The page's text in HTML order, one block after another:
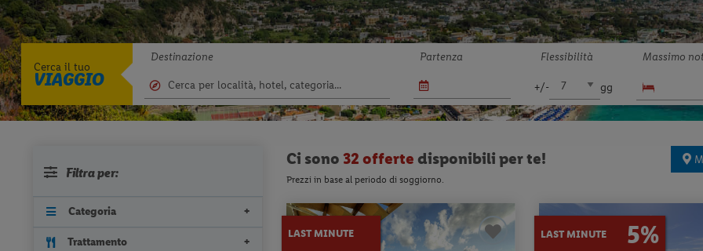
Cerca il tuo
VIAGGIO
Destinazione Partenza Flessibilità
+/- gg
Massimo
Filtra per:
Categoria
Trattamento
Ci sono 32 offerte disponibili per te!
Prezzi in base al periodo di soggiorno.
LAST MINUTE LAST MINUTE 5%